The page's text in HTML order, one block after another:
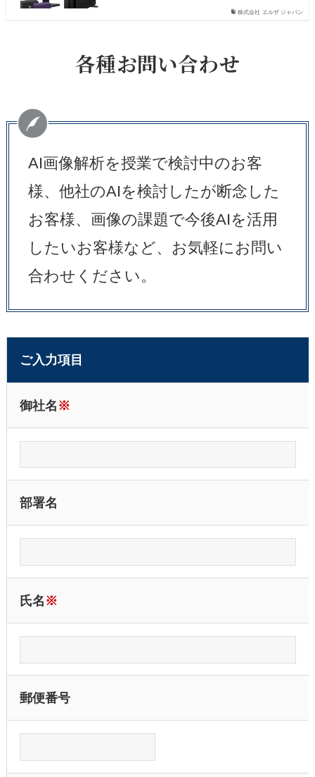
株式会社 エルザ ジャパン
各種お問い合わせ
AI画像解析を授業で検討中のお客
様、他社のAIを検討したが断念した
お客様、画像の課題で今後AIを活用
したいお客様など、お気軽にお問い
合わせください。
ご入力項目
御社名 ※
部署名
氏名 ※
郵便番号